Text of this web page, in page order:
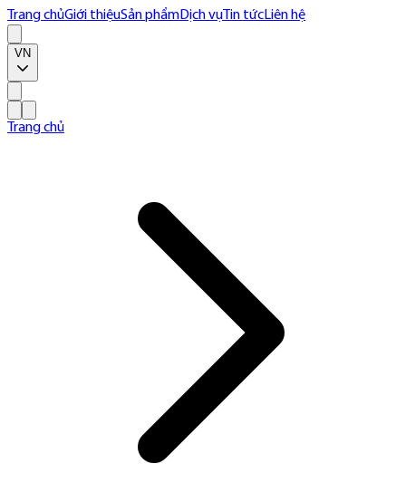
Trang chủGiới thiệuSản phẩmDịch vụ Tin tứcLiên hệ
VN
Trang chủ